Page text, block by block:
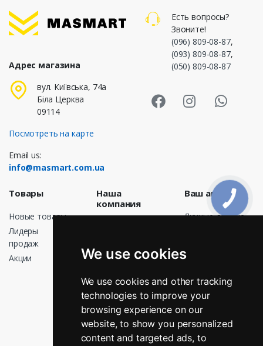
We use cookies
We use cookies and other tracking
technologies to improve your
browsing experience on our
website, to show you personalized
content and targeted ads, to
Адрес магазина
вул. Київська, 74а
Біла Церква
09114
Посмотреть на карте
Email us:
info@masmart.com.ua
Есть вопросы?
Звоните!
(096) 809-08-87,
(093) 809-08-87,
(050) 809-08-87
Товары
Новые товары
Лидеры
продаж
Акции
Наша
компания
публичной
О нас
Оплата
Возврат
График
работы
Ваш акаунт
Личные данные
квитанции
Мои оповещения